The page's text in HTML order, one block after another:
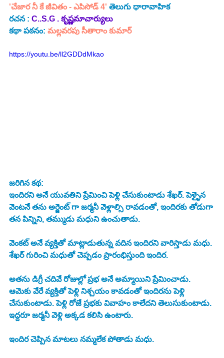
'చేజార నీ కే జీవితం - ఎపిసోడ్ 4' తెలుగు ధారావాహిక
రచన : C..S.G . కృష్ణమాచార్యులు
కథా పఠనం: మల్లవరపు సీతారాం కుమార్
https://youtu.be/ll2GDDdMkao
జరిగిన కథ:
ఇందిరని అనే యువతిని ప్రేమించి పెళ్లి చేసుకుంటాడు శేఖర్. పెళ్ళైన
వెంటనే తను అర్జెంట్ గా జర్మనీ వెళ్లాల్సి రావడంతో, ఇందిరకు తోడుగా
తన పిన్నిని, తమ్ముడు మధుని ఉంచుతాడు.
వెంకట్ అనే వ్యక్తితో మాట్లాడుతున్న వదిన ఇందిరని వారిస్తాడు మధు.
శేఖర్ గురించి మధుతో చెప్పడం ప్రారంభిస్తుంది ఇందిర.
అతను డిగ్రీ చదివే రోజుల్లో ప్రభ అనే అమ్మాయిని ప్రేమించాడు.
ఆమెకు వేరే వ్యక్తితో పెళ్లి నిశ్చయం కావడంతో ఇందిరను పెళ్లి
చేసుకుంటాడు. పెళ్లి రోజే ప్రభకు వివాహం కాలేదని తెలుసుకుంటాడు.
ఇద్దరూ జర్మనీ వెళ్లి అక్కడ కలిసి ఉంటారు.
ఇందిర చెప్పిన మాటలు నమ్మలేక పోతాడు మధు.